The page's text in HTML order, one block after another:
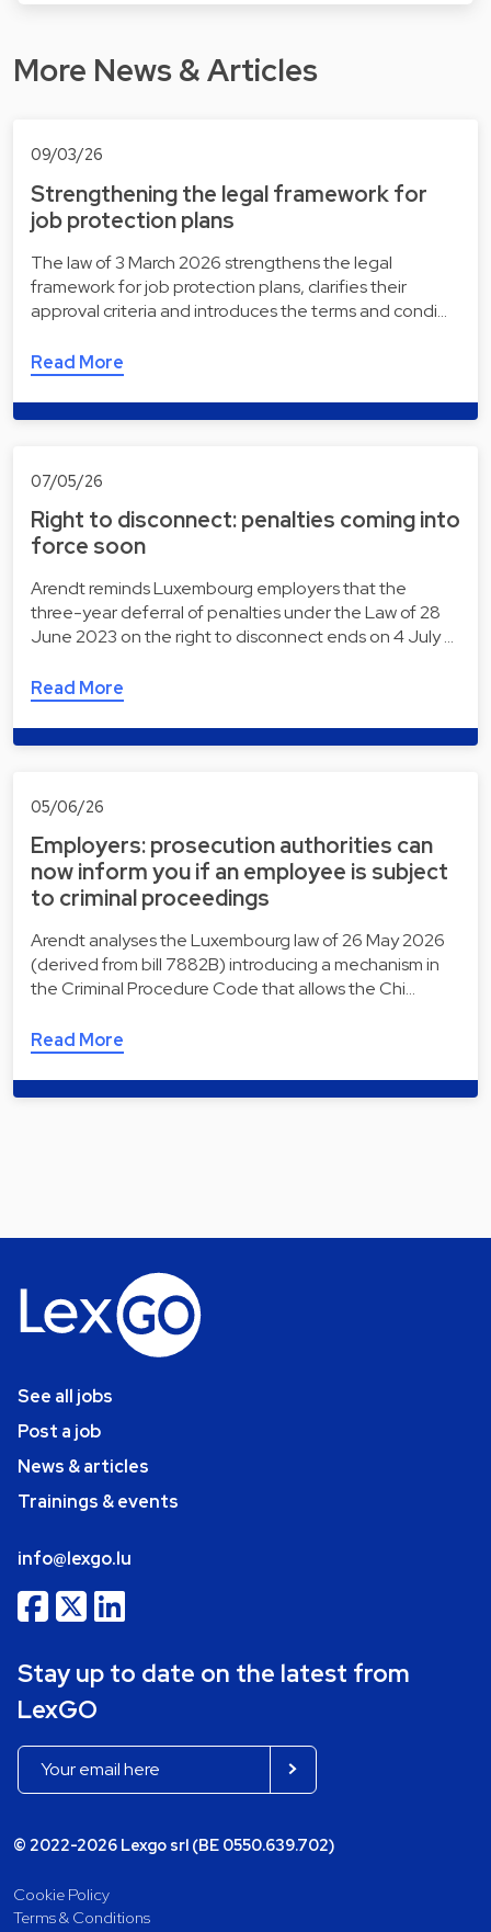
More News & Articles
09/03/26
Strengthening the legal framework for
job protection plans
The law of 3 March 2026 strengthens the legal
framework for job protection plans, clarifies their
approval criteria and introduces the terms and condi…
Read More
07/05/26
Right to disconnect: penalties coming into
force soon
Arendt reminds Luxembourg employers that the
three-year deferral of penalties under the Law of 28
June 2023 on the right to disconnect ends on 4 July …
Read More
05/06/26
Employers: prosecution authorities can
now inform you if an employee is subject
to criminal proceedings
Arendt analyses the Luxembourg law of 26 May 2026
(derived from bill 7882B) introducing a mechanism in
the Criminal Procedure Code that allows the Chi…
Read More
See all jobs
Post a job
News & articles
Trainings & events
info@lexgo.lu
Stay up to date on the latest from
LexGO
© 2022-2026 Lexgo srl (BE 0550.639.702)
Cookie Policy
Terms & Conditions